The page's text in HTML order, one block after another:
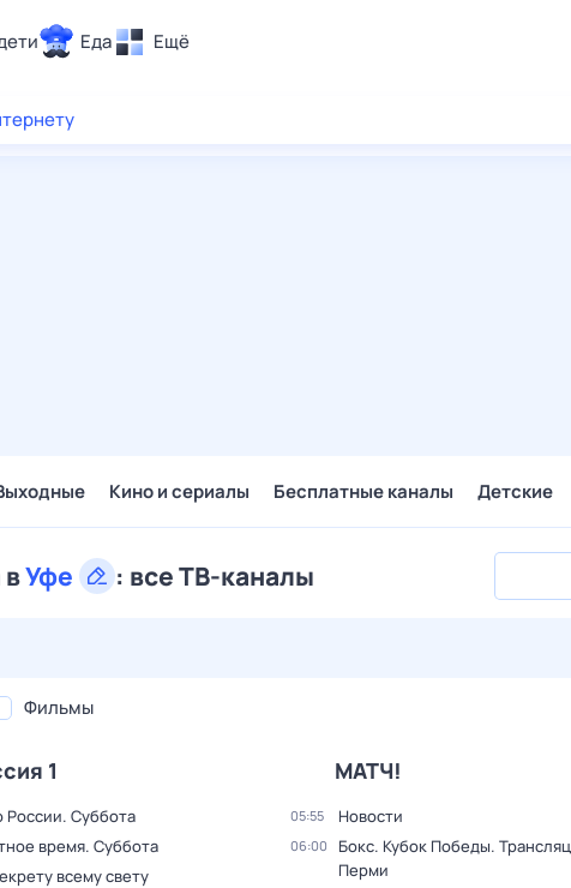
Еда Ещё
Кино и сериалы Бесплатные каналы Детские
Уфе : все ТВ-каналы
Фильмы
1
России. Суббота
время. Суббота
всему свету
МАТЧ!
05:55 Новости
06:00
Бокс. Кубок Победы.
Перми